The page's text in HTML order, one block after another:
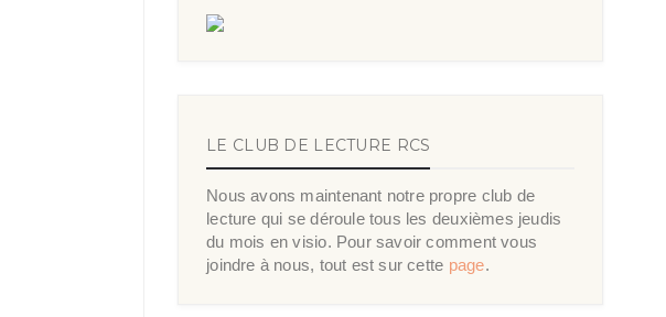
LE CLUB DE LECTURE RCS
Nous avons maintenant notre propre club de
lecture qui se déroule tous les deuxièmes jeudis
du mois en visio. Pour savoir comment vous
joindre à nous, tout est sur cette page.